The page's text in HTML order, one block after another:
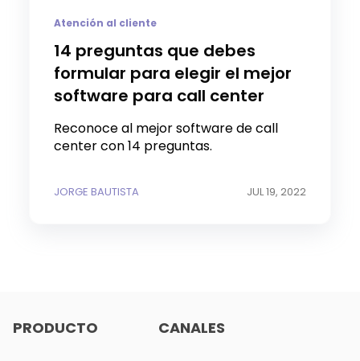
Atención al cliente
14 preguntas que debes
formular para elegir el mejor
software para call center
Reconoce al mejor software de call
center con 14 preguntas.
JORGE BAUTISTA JUL 19, 2022
PRODUCTO CANALES